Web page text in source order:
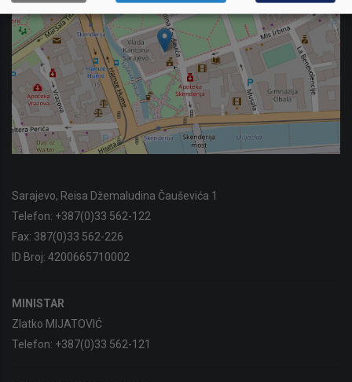
Sarajevo, Reisa Džemaludina Čauševića 1
Telefon: +387(0)33 562-122
Fax: 387(0)33 562-226
ID Broj: 4200665710002
MINISTAR
Zlatko MIJATOVIĆ
Telefon: +387(0)33 562-121